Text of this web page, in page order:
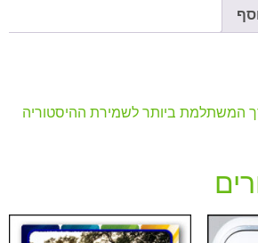
המשתלמת ביותר לשמירת ההיסטוריה